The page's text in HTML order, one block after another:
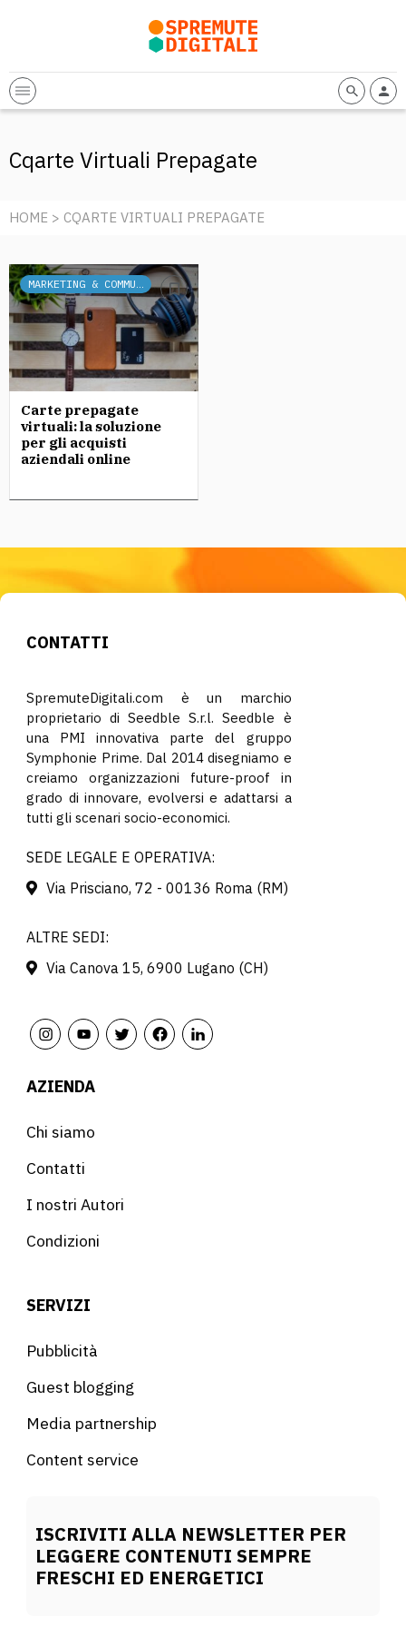
Cqarte Virtuali Prepagate
HOME > CQARTE VIRTUALI PREPAGATE
MARKETING & COMMUNICATION
Carte prepagate
virtuali: la soluzione
per gli acquisti
aziendali online
CONTATTI
SpremuteDigitali.com è un marchio
proprietario di Seedble S.r.l. Seedble è
una PMI innovativa parte del gruppo
Symphonie Prime. Dal 2014 disegniamo e
creiamo organizzazioni future-proof in
grado di innovare, evolversi e adattarsi a
tutti gli scenari socio-economici.
SEDE LEGALE E OPERATIVA:
Via Prisciano, 72 - 00136 Roma (RM)
ALTRE SEDI:
Via Canova 15, 6900 Lugano (CH)
AZIENDA
Chi siamo
Contatti
I nostri Autori
Condizioni
SERVIZI
Pubblicità
Guest blogging
Media partnership
Content service
ISCRIVITI ALLA NEWSLETTER PER
LEGGERE CONTENUTI SEMPRE
FRESCHI ED ENERGETICI